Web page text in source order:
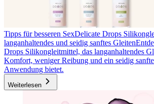
Tipps für besseren SexDelicate Drops
langanhaltendes und seidig sanftes Gleiten
Drops Silikongleitmittel, das langanhaltendes
Komfort, weniger Reibung und ein seidig
Anwendung bietet.
Weiterlesen